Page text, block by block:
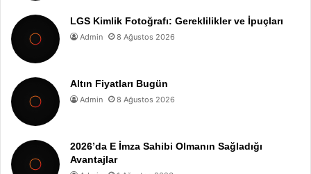
LGS Kimlik Fotoğrafı: Gereklilikler ve İpuçları
Admin 8 Ağustos 2026
Altın Fiyatları Bugün
Admin 8 Ağustos 2026
2026’da E İmza Sahibi Olmanın Sağladığı
Avantajlar